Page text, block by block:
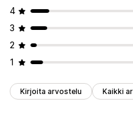
4
3
2
1
Kirjoita arvostelu Kaikki